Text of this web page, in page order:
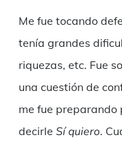
Me fue tocando
tenía grandes
riquezas, etc. Fue
una cuestión de
me fue preparando
decirle Sí quiero.